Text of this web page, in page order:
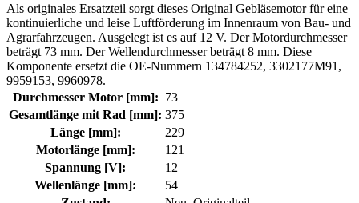
Als originales Ersatzteil sorgt dieses Original Gebläsemotor für eine
kontinuierliche und leise Luftförderung im Innenraum von Bau- und
Agrarfahrzeugen. Ausgelegt ist es auf 12 V. Der Motordurchmesser
beträgt 73 mm. Der Wellendurchmesser beträgt 8 mm. Diese
Komponente ersetzt die OE-Nummern 134784252, 3302177M91,
9959153, 9960978.
Durchmesser Motor [mm]: 73
Gesamtlänge mit Rad [mm]: 375
Länge [mm]:
229
Motorlänge [mm]:
121
Spannung [V]:
12
Wellenlänge [mm]:
54